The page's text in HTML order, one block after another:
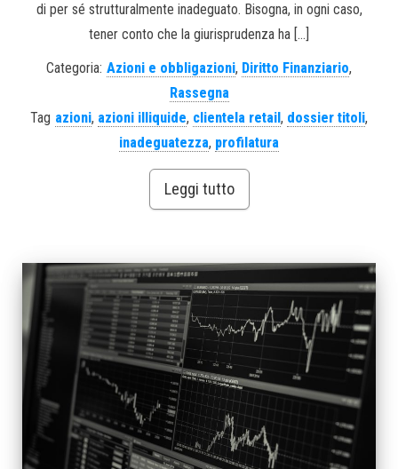
di per sé strutturalmente inadeguato. Bisogna, in ogni caso,
tener conto che la giurisprudenza ha […]
Categoria: Azioni e obbligazioni, Diritto Finanziario,
Rassegna
Tag azioni, azioni illiquide, clientela retail , dossier titoli,
inadeguatezza, profilatura
Leggi tutto